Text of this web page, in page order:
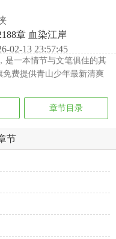
章 血染江岸
02-13 23:57:45
是一本情节与文笔俱佳的其
费提供青山少年最新清爽
章节目录
节